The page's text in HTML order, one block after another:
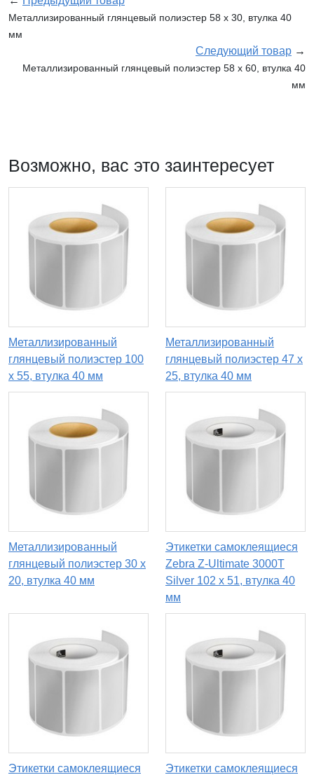
Металлизированный глянцевый полиэстер 58 x 30, втулка 40
мм
Следующий товар →
Металлизированный глянцевый полиэстер 58 x 60, втулка 40
мм
Возможно, вас это заинтересует
Металлизированный
глянцевый полиэстер 100
x 55, втулка 40 мм
Металлизированный
глянцевый полиэстер 47 x
25, втулка 40 мм
Металлизированный
глянцевый полиэстер 30 x
20, втулка 40 мм
Этикетки самоклеящиеся
Zebra Z-Ultimate 3000T
Silver 102 x 51, втулка 40
мм
Этикетки самоклеящиеся
Этикетки самоклеящиеся